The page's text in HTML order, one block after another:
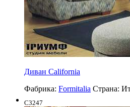
Диван California
Фабрика: Formitalia Страна:
C3247